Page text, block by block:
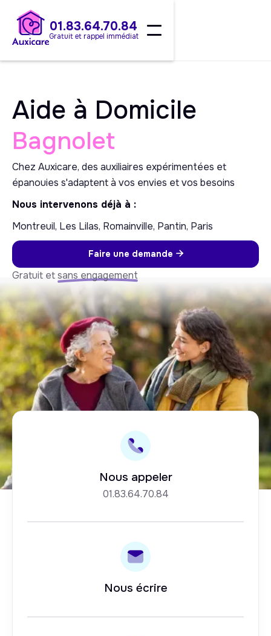
01.83.64.70.84
Gratuit et rappel immédiat
Aide à Domicile
Bagnolet
Chez Auxicare, des auxiliaires expérimentées et
épanouies s'adaptent à vos envies et vos besoins
Nous intervenons déjà à :
Montreuil, Les Lilas, Romainville, Pantin, Paris
Faire une demande 
Gratuit etsans engagement
Nous appeler
01.83.64.70.84
Nous écrire